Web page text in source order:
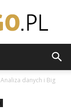
Analiza danych i Big